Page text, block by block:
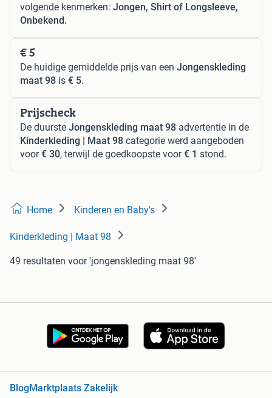
volgende kenmerken: Jongen, Shirt of Longsleeve,
Onbekend.
€ 5
De huidige gemiddelde prijs van een Jongenskleding
maat 98 is € 5.
Prijscheck
De duurste Jongenskleding maat 98 advertentie in de
Kinderkleding | Maat 98 categorie werd aangeboden
voor€ 30, terwijl de goedkoopste voor€ 1 stond.
Home Kinderen en Baby's
Kinderkleding | Maat 98
49 resultaten voor 'jongenskleding maat 98'
BlogMarktplaats Zakelijk